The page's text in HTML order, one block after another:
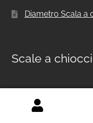
Diametro Scala a
Scale a